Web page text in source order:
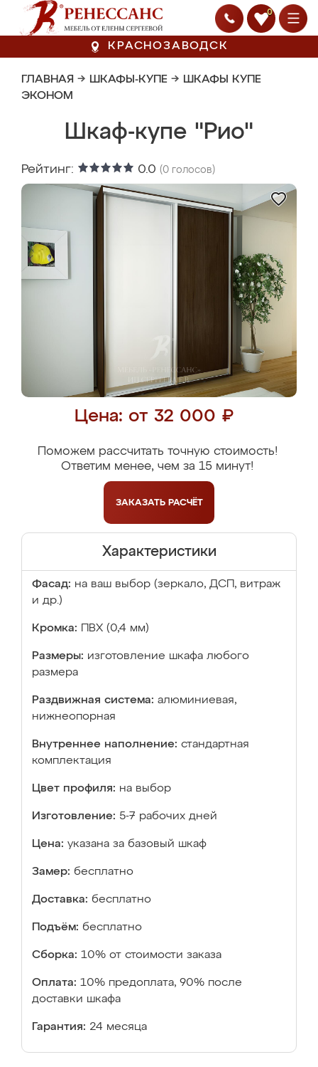
0
КРАСНОЗАВОДСК
ГЛАВНАЯ → ШКАФЫ-КУПЕ → ШКАФЫ КУПЕ
ЭКОНОМ
Шкаф-купе "Рио"
Рейтинг: 0.0 (0 голосов)
Цена: от 32 000 ₽
Поможем рассчитать точную стоимость!
Ответим менее, чем за 15 минут!
ЗАКАЗАТЬ РАСЧЁТ
Характеристики
Фасад: на ваш выбор (зеркало, ДСП, витраж
и др.)
Кромка: ПВХ (0,4 мм)
Размеры: изготовление шкафа любого
размера
Раздвижная система: алюминиевая,
нижнеопорная
Внутреннее наполнение: стандартная
комплектация
Цвет профиля: на выбор
Изготовление: 5-7 рабочих дней
Цена: указана за базовый шкаф
Замер: бесплатно
Доставка: бесплатно
Подъём: бесплатно
Сборка: 10% от стоимости заказа
Оплата: 10% предоплата, 90% после
доставки шкафа
Гарантия: 24 месяца